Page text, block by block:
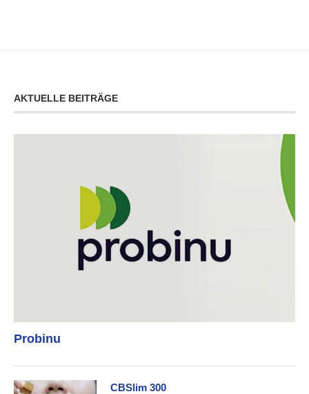
AKTUELLE BEITRÄGE
Probinu
CBSlim 300